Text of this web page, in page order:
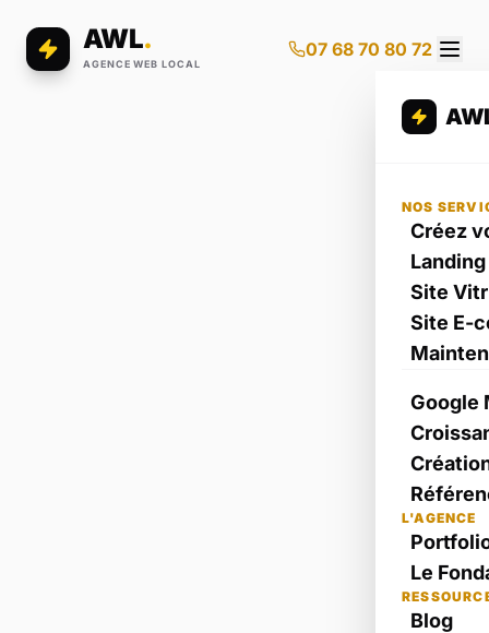
AWL.
AGENCE WEB LOCAL
07 68 70 80 72
NOS
Créez
Site
Site E-
Google
L'AGENCE
Le
Blog